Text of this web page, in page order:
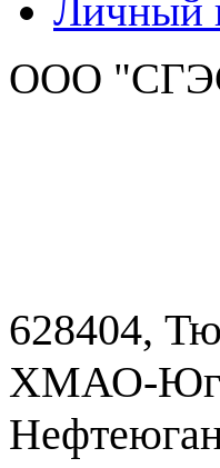
Личный
ООО
628404,
ХМАО-